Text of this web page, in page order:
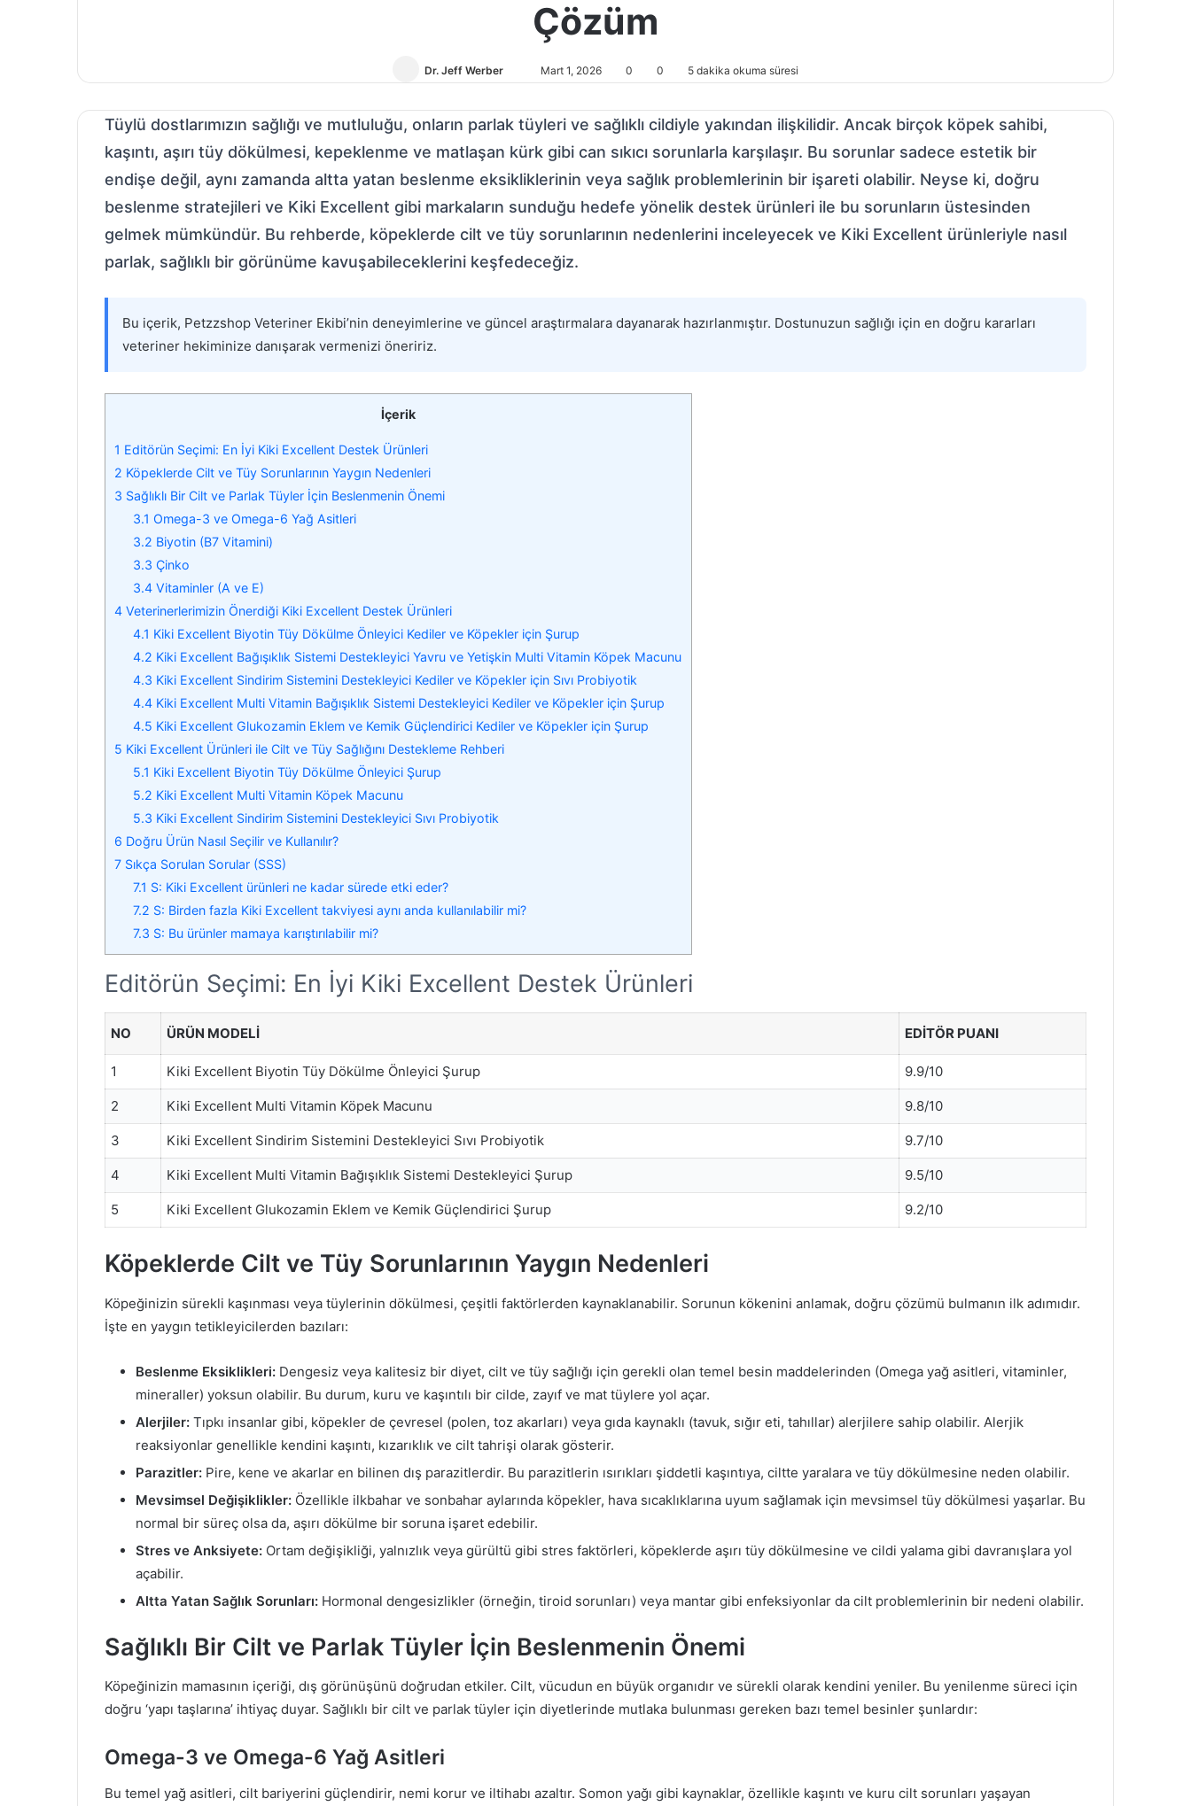
Çözüm
Dr. Jeff Werber
posta
göndermek
Mart 1, 2026 0 0 5 dakika okuma süresi
Tüylü dostlarımızın sağlığı ve mutluluğu, onların parlak tüyleri ve sağlıklı cildiyle yakından ilişkilidir. Ancak birçok köpek sahibi,
kaşıntı, aşırı tüy dökülmesi, kepeklenme ve matlaşan kürk gibi can sıkıcı sorunlarla karşılaşır. Bu sorunlar sadece estetik bir
endişe değil, aynı zamanda altta yatan beslenme eksikliklerinin veya sağlık problemlerinin bir işareti olabilir. Neyse ki, doğru
beslenme stratejileri ve Kiki Excellent gibi markaların sunduğu hedefe yönelik destek ürünleri ile bu sorunların üstesinden
gelmek mümkündür. Bu rehberde, köpeklerde cilt ve tüy sorunlarının nedenlerini inceleyecek ve Kiki Excellent ürünleriyle nasıl
parlak, sağlıklı bir görünüme kavuşabileceklerini keşfedeceğiz.
Bu içerik, Petzzshop Veteriner Ekibi’nin deneyimlerine ve güncel araştırmalara dayanarak hazırlanmıştır. Dostunuzun sağlığı için en doğru kararları
veteriner hekiminize danışarak vermenizi öneririz.
İçerik
1 Editörün Seçimi: En İyi Kiki Excellent Destek Ürünleri
2 Köpeklerde Cilt ve Tüy Sorunlarının Yaygın Nedenleri
3 Sağlıklı Bir Cilt ve Parlak Tüyler İçin Beslenmenin Önemi
3.1 Omega-3 ve Omega-6 Yağ Asitleri
3.2 Biyotin (B7 Vitamini)
3.3 Çinko
3.4 Vitaminler (A ve E)
4 Veterinerlerimizin Önerdiği Kiki Excellent Destek Ürünleri
4.1 Kiki Excellent Biyotin Tüy Dökülme Önleyici Kediler ve Köpekler için Şurup
4.2 Kiki Excellent Bağışıklık Sistemi Destekleyici Yavru ve Yetişkin Multi Vitamin Köpek Macunu
4.3 Kiki Excellent Sindirim Sistemini Destekleyici Kediler ve Köpekler için Sıvı Probiyotik
4.4 Kiki Excellent Multi Vitamin Bağışıklık Sistemi Destekleyici Kediler ve Köpekler için Şurup
4.5 Kiki Excellent Glukozamin Eklem ve Kemik Güçlendirici Kediler ve Köpekler için Şurup
5 Kiki Excellent Ürünleri ile Cilt ve Tüy Sağlığını Destekleme Rehberi
5.1 Kiki Excellent Biyotin Tüy Dökülme Önleyici Şurup
5.2 Kiki Excellent Multi Vitamin Köpek Macunu
5.3 Kiki Excellent Sindirim Sistemini Destekleyici Sıvı Probiyotik
6 Doğru Ürün Nasıl Seçilir ve Kullanılır?
7 Sıkça Sorulan Sorular (SSS)
7.1 S: Kiki Excellent ürünleri ne kadar sürede etki eder?
7.2 S: Birden fazla Kiki Excellent takviyesi aynı anda kullanılabilir mi?
7.3 S: Bu ürünler mamaya karıştırılabilir mi?
Editörün Seçimi: En İyi Kiki Excellent Destek Ürünleri
NO ÜRÜN MODELI EDITÖR PUANI
1 Kiki Excellent Biyotin Tüy Dökülme Önleyici Şurup 9.9/10
2 Kiki Excellent Multi Vitamin Köpek Macunu 9.8/10
3 Kiki Excellent Sindirim Sistemini Destekleyici Sıvı Probiyotik 9.7/10
4 Kiki Excellent Multi Vitamin Bağışıklık Sistemi Destekleyici Şurup 9.5/10
5 Kiki Excellent Glukozamin Eklem ve Kemik Güçlendirici Şurup 9.2/10
Köpeklerde Cilt ve Tüy Sorunlarının Yaygın Nedenleri
Köpeğinizin sürekli kaşınması veya tüylerinin dökülmesi, çeşitli faktörlerden kaynaklanabilir. Sorunun kökenini anlamak, doğru çözümü bulmanın ilk adımıdır.
İşte en yaygın tetikleyicilerden bazıları:
Beslenme Eksiklikleri: Dengesiz veya kalitesiz bir diyet, cilt ve tüy sağlığı için gerekli olan temel besin maddelerinden (Omega yağ asitleri, vitaminler,
mineraller) yoksun olabilir. Bu durum, kuru ve kaşıntılı bir cilde, zayıf ve mat tüylere yol açar.
Alerjiler: Tıpkı insanlar gibi, köpekler de çevresel (polen, toz akarları) veya gıda kaynaklı (tavuk, sığır eti, tahıllar) alerjilere sahip olabilir. Alerjik
reaksiyonlar genellikle kendini kaşıntı, kızarıklık ve cilt tahrişi olarak gösterir.
Parazitler: Pire, kene ve akarlar en bilinen dış parazitlerdir. Bu parazitlerin ısırıkları şiddetli kaşıntıya, ciltte yaralara ve tüy dökülmesine neden olabilir.
Mevsimsel Değişiklikler: Özellikle ilkbahar ve sonbahar aylarında köpekler, hava sıcaklıklarına uyum sağlamak için mevsimsel tüy dökülmesi yaşarlar. Bu
normal bir süreç olsa da, aşırı dökülme bir soruna işaret edebilir.
Stres ve Anksiyete: Ortam değişikliği, yalnızlık veya gürültü gibi stres faktörleri, köpeklerde aşırı tüy dökülmesine ve cildi yalama gibi davranışlara yol
açabilir.
Altta Yatan Sağlık Sorunları: Hormonal dengesizlikler (örneğin, tiroid sorunları) veya mantar gibi enfeksiyonlar da cilt problemlerinin bir nedeni olabilir.
Sağlıklı Bir Cilt ve Parlak Tüyler İçin Beslenmenin Önemi
Köpeğinizin mamasının içeriği, dış görünüşünü doğrudan etkiler. Cilt, vücudun en büyük organıdır ve sürekli olarak kendini yeniler. Bu yenilenme süreci için
doğru ‘yapı taşlarına’ ihtiyaç duyar. Sağlıklı bir cilt ve parlak tüyler için diyetlerinde mutlaka bulunması gereken bazı temel besinler şunlardır:
Omega-3 ve Omega-6 Yağ Asitleri
Bu temel yağ asitleri, cilt bariyerini güçlendirir, nemi korur ve iltihabı azaltır. Somon yağı gibi kaynaklar, özellikle kaşıntı ve kuru cilt sorunları yaşayan